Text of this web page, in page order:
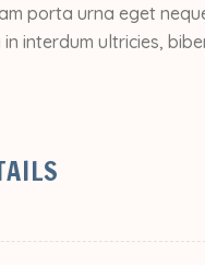
porta urna eget
interdum ultricies,